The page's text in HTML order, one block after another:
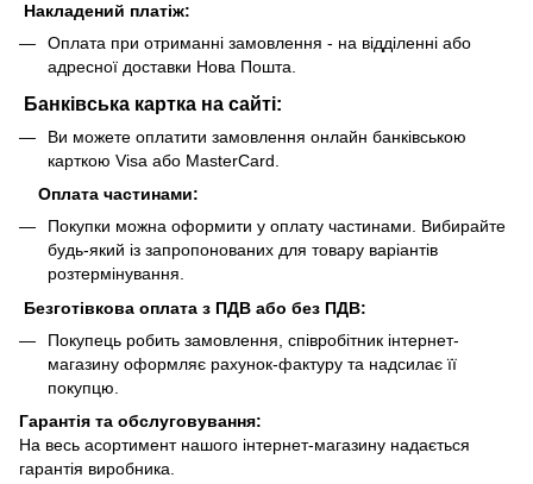
Накладений платіж:
Оплата при отриманні замовлення - на відділенні або
адресної доставки Нова Пошта.
Банківська картка на сайті:
Ви можете оплатити замовлення онлайн банківською
карткою Visa або MasterCard.
Оплата частинами:
Покупки можна оформити у оплату частинами. Вибирайте
будь-який із запропонованих для товару варіантів
розтермінування.
Безготівкова оплата з ПДВ або без ПДВ:
Покупець робить замовлення, співробітник інтернет-
магазину оформляє рахунок-фактуру та надсилає її
покупцю.
Гарантія та обслуговування:
На весь асортимент нашого інтернет-магазину надається
гарантія виробника.